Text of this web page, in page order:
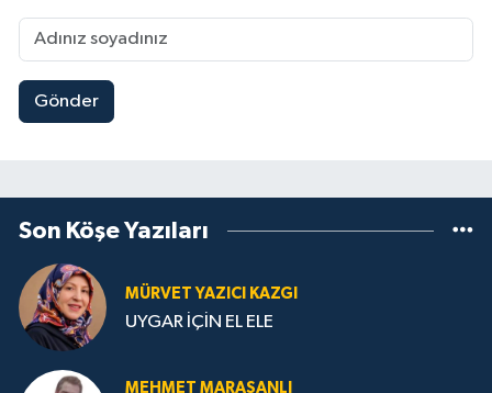
Gönder
Son Köşe Yazıları
MÜRVET YAZICI KAZGI
UYGAR İÇİN EL ELE
MEHMET MARAŞANLI